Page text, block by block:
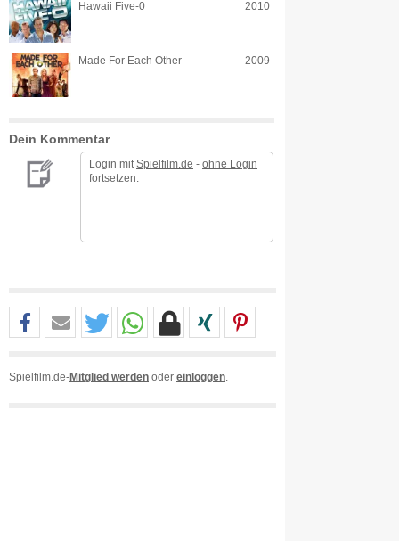
Hawaii Five-0 2010
Made For Each Other 2009
Dein Kommentar
Login mit Spielfilm.de - ohne Login
fortsetzen.
Spielfilm.de-Mitglied werden oder einloggen